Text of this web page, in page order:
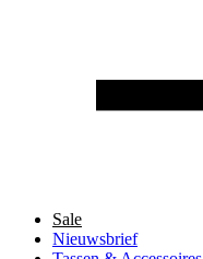
Sale
Nieuwsbrief